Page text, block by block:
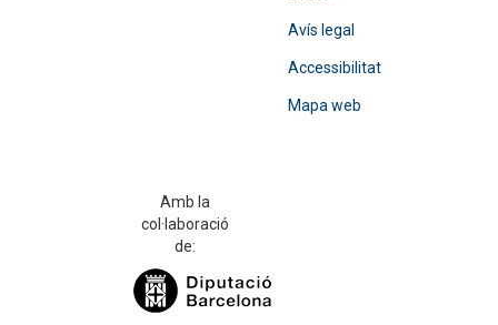
Avís legal
Accessibilitat
Mapa web
Amb la
col·laboració
de: